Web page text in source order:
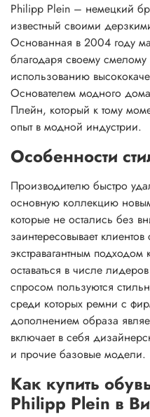
Philipp Plein – немецкий
известный своими
Основанная в 2004 году
благодаря своему
использованию
Основателем модного
Плейн, который к тому
опыт в модной индустрии.
Особенности
Производителю быстро
основную коллекцию
которые не остались без
заинтересовывает
экстравагантным
оставаться в числе
спросом пользуются
среди которых ремни с
дополнением образа
включает в себя
и прочие базовые модели.
Как купить
Philipp Plein в